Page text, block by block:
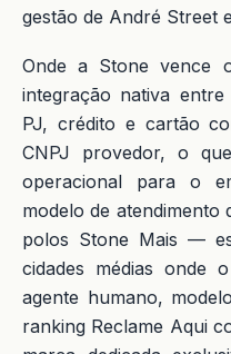
gestão de André Street
Onde a Stone vence
integração nativa
PJ, crédito e cartão
CNPJ provedor, o
operacional para o
modelo de atendimento
polos Stone Mais —
cidades médias onde
agente humano,
ranking Reclame Aqui